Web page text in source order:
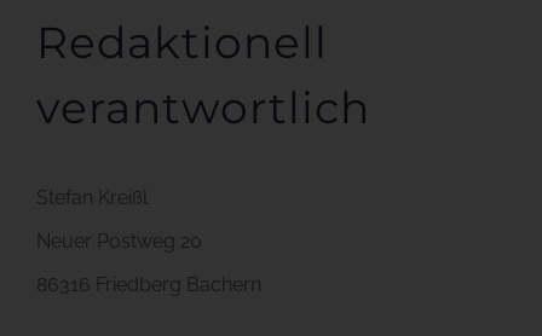
Redaktionell
verantwortlich
Stefan Kreißl
Neuer Postweg 20
86316 Friedberg Bachern